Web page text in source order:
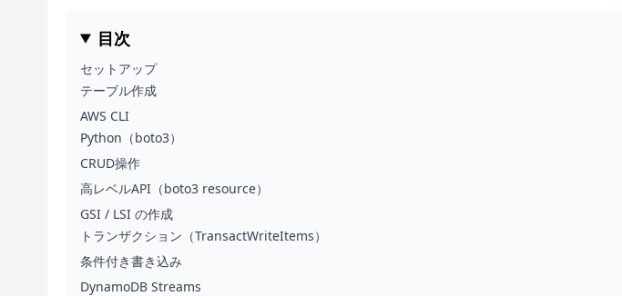
目次
セットアップ
テーブル作成
AWS CLI
Python（boto3）
CRUD操作
高レベルAPI（boto3 resource）
GSI / LSI の作成
トランザクション（TransactWriteItems）
条件付き書き込み
DynamoDB Streams